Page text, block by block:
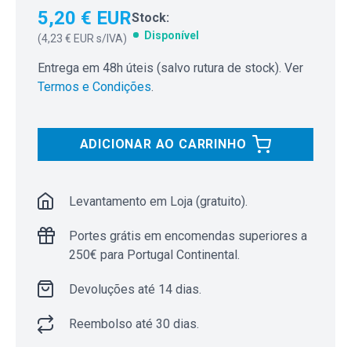
5,20 € EUR
(4,23 € EUR s/IVA)
Stock:
Disponível
Entrega em 48h úteis (salvo rutura de stock). Ver
Termos e Condições.
ADICIONAR AO CARRINHO
Levantamento em Loja (gratuito).
Portes grátis em encomendas superiores a
250€ para Portugal Continental.
Devoluções até 14 dias.
Reembolso até 30 dias.